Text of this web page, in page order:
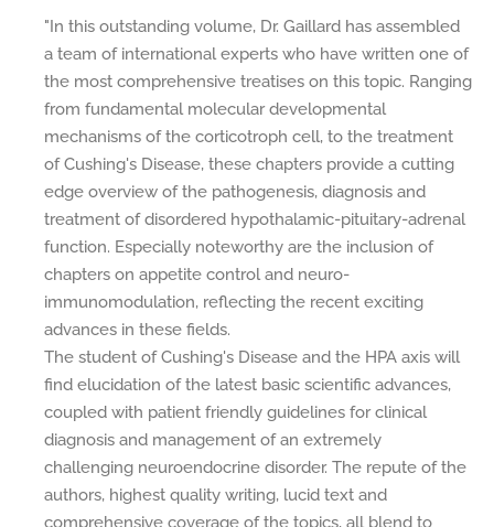
"In this outstanding volume, Dr. Gaillard has assembled
a team of international experts who have written one of
the most comprehensive treatises on this topic. Ranging
from fundamental molecular developmental
mechanisms of the corticotroph cell, to the treatment
of Cushing's Disease, these chapters provide a cutting
edge overview of the pathogenesis, diagnosis and
treatment of disordered hypothalamic-pituitary-adrenal
function. Especially noteworthy are the inclusion of
chapters on appetite control and neuro-
immunomodulation, reflecting the recent exciting
advances in these fields.
The student of Cushing's Disease and the HPA axis will
find elucidation of the latest basic scientific advances,
coupled with patient friendly guidelines for clinical
diagnosis and management of an extremely
challenging neuroendocrine disorder. The repute of the
authors, highest quality writing, lucid text and
comprehensive coverage of the topics, all blend to